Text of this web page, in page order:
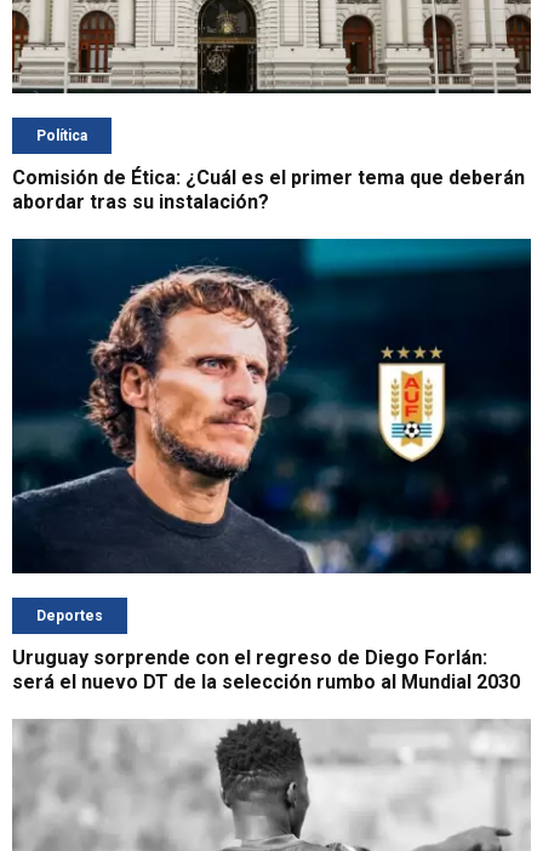
Política
Comisión de Ética: ¿Cuál es el primer tema que deberán
abordar tras su instalación?
Deportes
Uruguay sorprende con el regreso de Diego Forlán:
será el nuevo DT de la selección rumbo al Mundial 2030